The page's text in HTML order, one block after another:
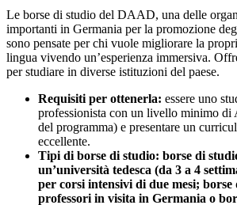
Le borse di studio del DAAD, una delle
importanti in Germania per la promozione
sono pensate per chi vuole migliorare la
lingua vivendo un’esperienza immersiva.
per studiare in diverse istituzioni del paese.
Requisiti per ottenerla: essere uno
professionista con un livello minimo di
del programma) e presentare un
eccellente.
Tipi di borse di studio: borse di
un’università tedesca (da 3 a 4
per corsi intensivi di due mesi;
professori in visita in Germania o